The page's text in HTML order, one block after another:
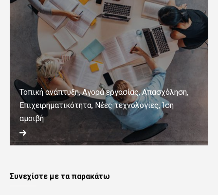
Τοπική ανάπτυξη, Αγορά εργασίας, Απασχόληση,
Επιχειρηματικότητα, Νέες τεχνολογίες, Ίση
αμοιβή
Συνεχίστε με τα παρακάτω